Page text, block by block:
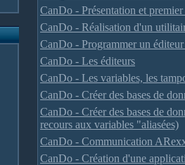
CanDo - Présentation et
CanDo - Réalisation d'un
CanDo - Programmer un
CanDo - Les éditeurs
CanDo - Les variables, les
CanDo - Créer des bases de
CanDo - Créer des bases de
recours aux variables "aliasées)
CanDo - Communication
CanDo - Création d'une